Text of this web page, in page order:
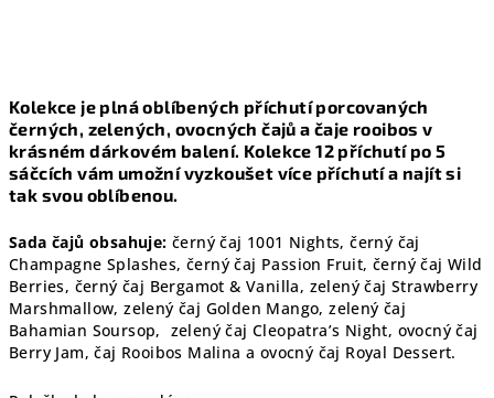
Kolekce je plná oblíbených příchutí porcovaných
černých, zelených, ovocných čajů a čaje rooibos v
krásném dárkovém balení. Kolekce 12 příchutí po 5
sáčcích vám umožní vyzkoušet více příchutí a najít si
tak svou oblíbenou.
Sada čajů obsahuje: černý čaj 1001 Nights, černý čaj
Champagne Splashes, černý čaj Passion Fruit, černý čaj Wild
Berries, černý čaj Bergamot & Vanilla, zelený čaj Strawberry
Marshmallow, zelený čaj Golden Mango, zelený čaj
Bahamian Soursop, zelený čaj Cleopatra’s Night, ovocný čaj
Berry Jam, čaj Rooibos Malina a ovocný čaj Royal Dessert.